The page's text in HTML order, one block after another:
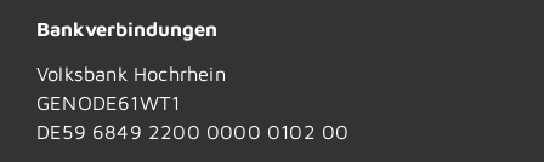
Bankverbindungen
Volksbank Hochrhein
GENODE61WT1
DE59 6849 2200 0000 0102 00